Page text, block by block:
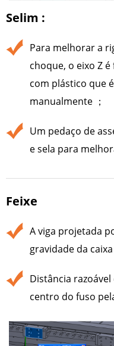
Selim :
Para melhorar a
choque, o eixo Z
com plástico que
manualmente ；
Um pedaço de
e sela para
Feixe
A viga projetada
gravidade da
Distância
centro do fuso